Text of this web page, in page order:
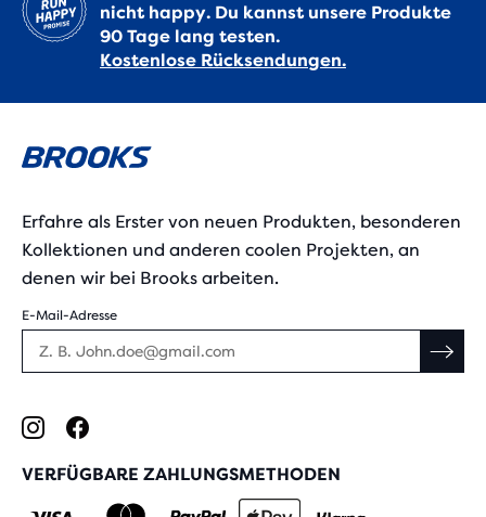
nicht happy. Du kannst unsere Produkte
90 Tage lang testen.
Kostenlose Rücksendungen.
Erfahre als Erster von neuen Produkten, besonderen
Kollektionen und anderen coolen Projekten, an
denen wir bei Brooks arbeiten.
E-Mail-Adresse
VERFÜGBARE ZAHLUNGSMETHODEN